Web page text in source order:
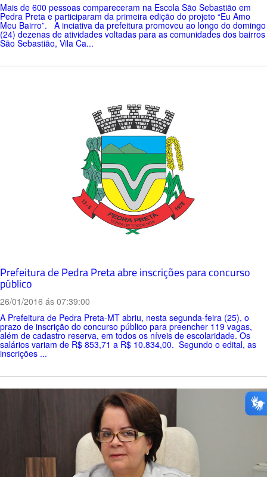
Mais de 600 pessoas compareceram na Escola São Sebastião em
Pedra Preta e participaram da primeira edição do projeto “Eu Amo
Meu Bairro”. A inciativa da prefeitura promoveu ao longo do domingo
(24) dezenas de atividades voltadas para as comunidades dos bairros
São Sebastião, Vila Ca...
Prefeitura de Pedra Preta abre inscrições para concurso
público
26/01/2016 ás 07:39:00
A Prefeitura de Pedra Preta-MT abriu, nesta segunda-feira (25), o
prazo de inscrição do concurso público para preencher 119 vagas,
além de cadastro reserva, em todos os níveis de escolaridade. Os
salários variam de R$ 853,71 a R$ 10.834,00. Segundo o edital, as
inscrições ...